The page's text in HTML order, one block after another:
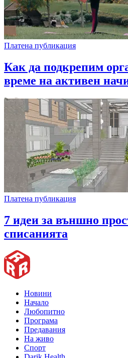
Платена публикация
Как да подкрепим
време на активен
Платена публикация
7 идеи за външно
списанията
Новини
Начало
Любопитно
Програма
Предавания
На живо
Спорт